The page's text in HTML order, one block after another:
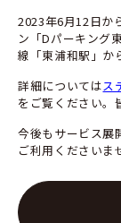
2023年6月12日か
ン「Dパーキング
線「東浦和駅」か
詳細についてはス
をご覧ください。
今後もサービス展
ご利用くださいま